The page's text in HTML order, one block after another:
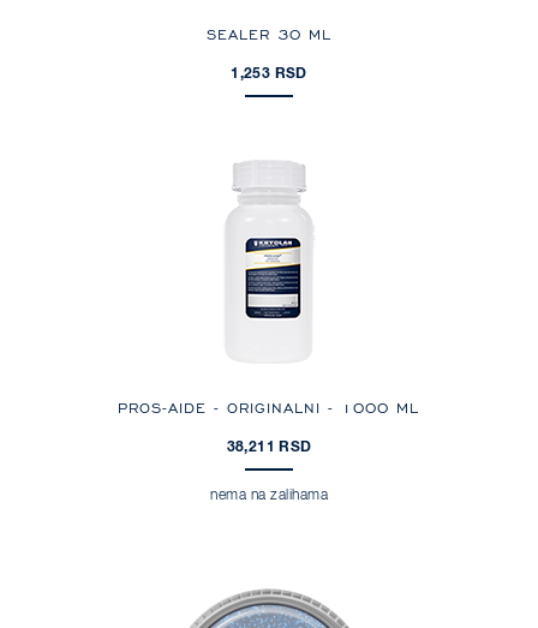
SEALER 30 ML
1,253 RSD
PROS-AIDE - ORIGINALNI - 1000 ML
38,211 RSD
nema na zalihama